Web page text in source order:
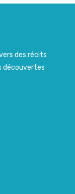
des récits
découvertes